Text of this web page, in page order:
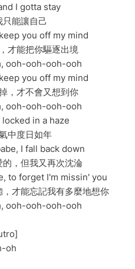
I gotta stay
能讓自己
you off my mind
才能把你驅逐出境
ooh-ooh-ooh-ooh
you off my mind
，才不會又想到你
ooh-ooh-ooh-ooh
in a haze
中度日如年
I fall back down
，但我又再次沈淪
to forget I'm missin' you
才能忘記我有多麼地想你
ooh-ooh-ooh-ooh
oh